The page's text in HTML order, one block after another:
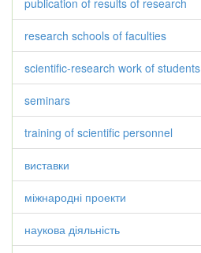
publication of results of research
research schools of faculties
scientific-research work of students
seminars
training of scientific personnel
виставки
міжнародні проекти
наукова діяльність